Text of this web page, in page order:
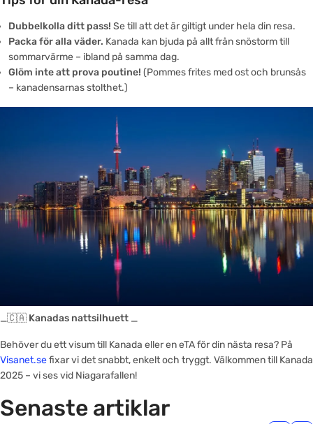
Dubbelkolla ditt pass! Se till att det är giltigt under hela din resa.
Packa för alla väder. Kanada kan bjuda på allt från snöstorm till
sommarvärme – ibland på samma dag.
Glöm inte att prova poutine! (Pommes frites med ost och brunsås
– kanadensarnas stolthet.)
_🇨🇦 Kanadas nattsilhuett _
Behöver du ett visum till Kanada eller en eTA för din nästa resa? På
Visanet.sefixar vi det snabbt, enkelt och tryggt. Välkommen till Kanada
2025 – vi ses vid Niagarafallen!
Senaste artiklar